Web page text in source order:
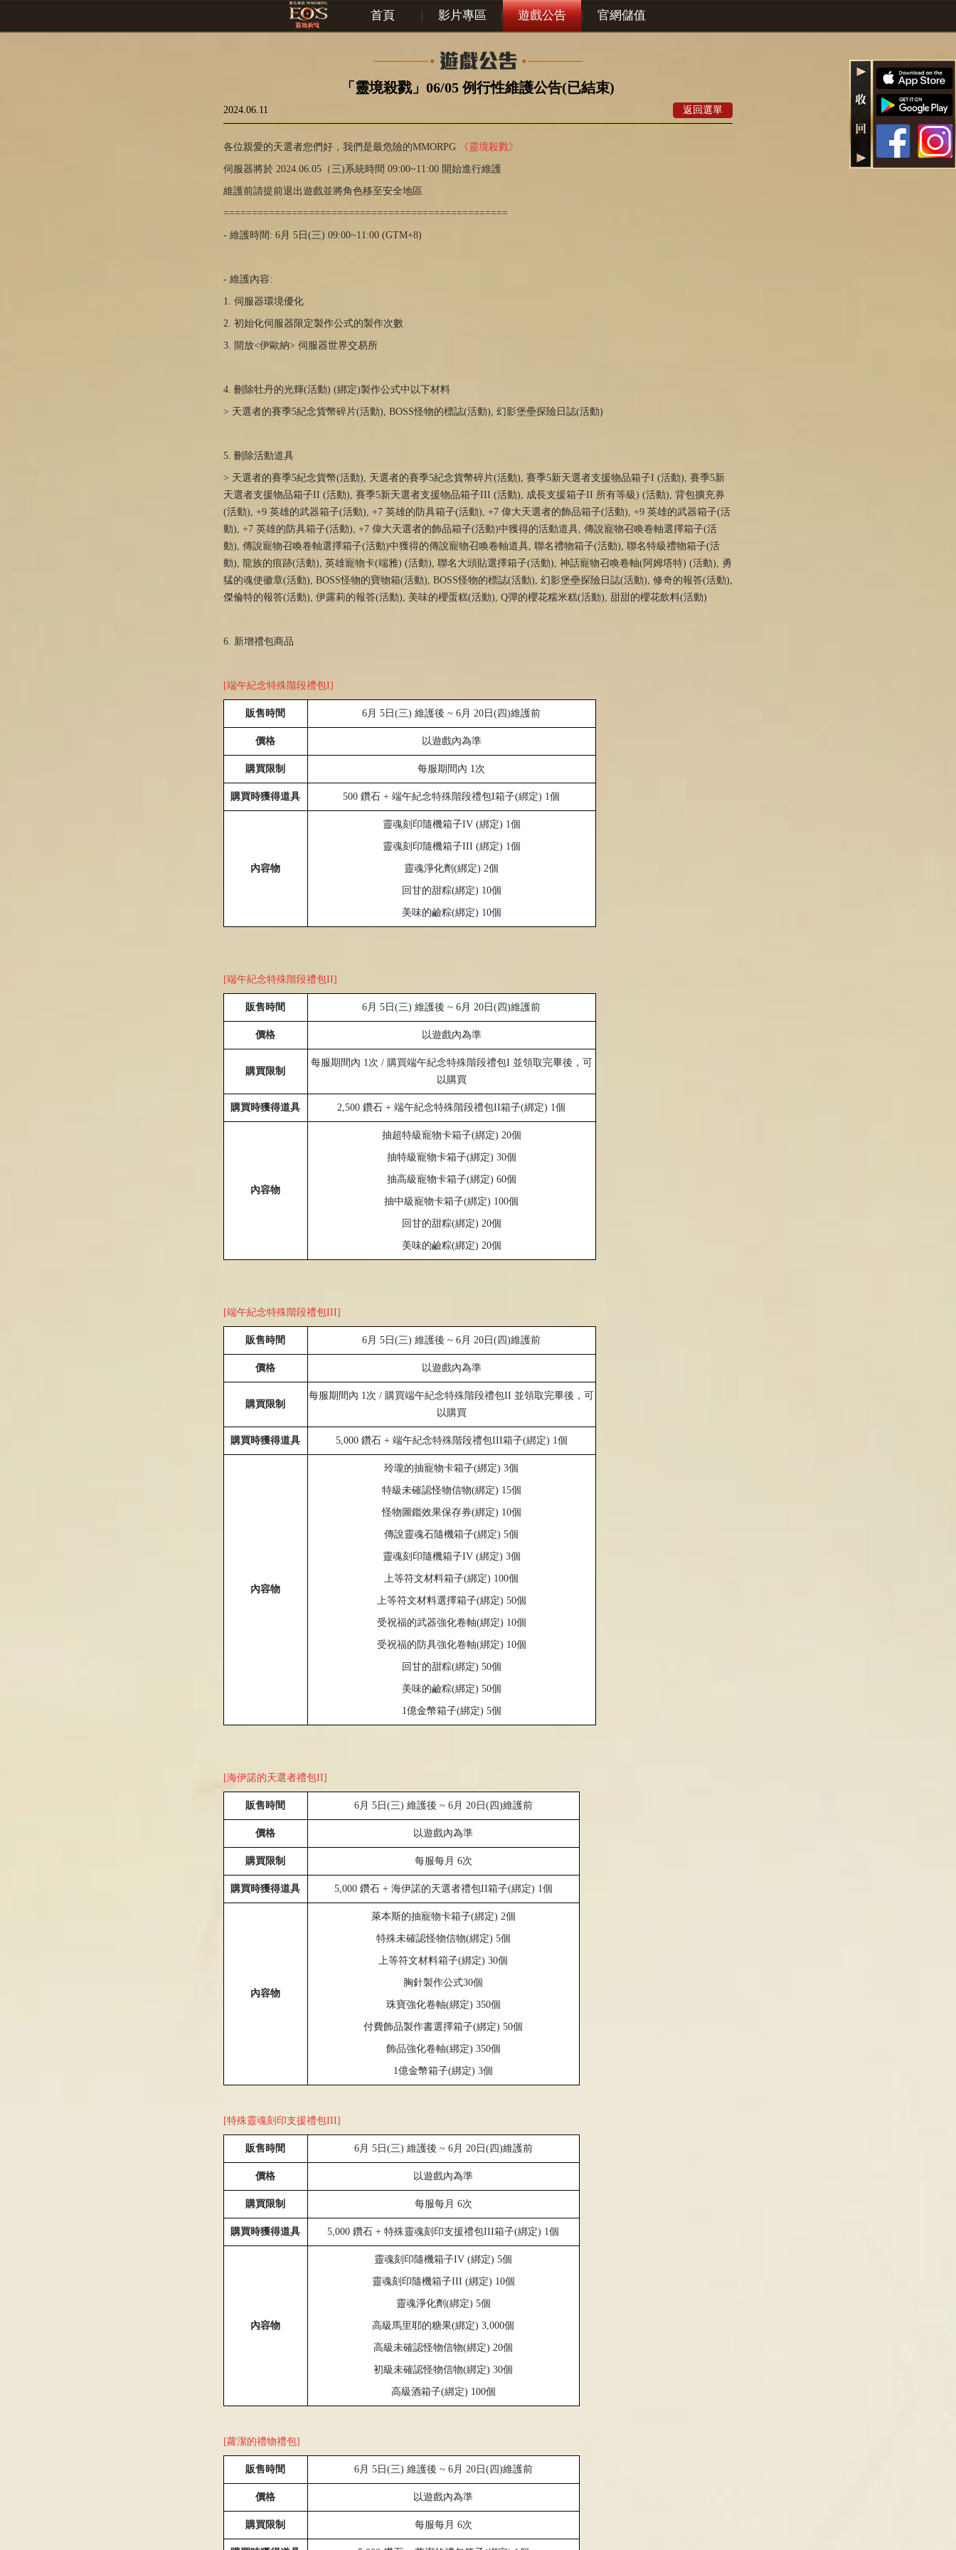
首頁 | 影片專區 | 遊戲公告 | 官網儲值
「靈境殺戮」06/05 例行性維護公告(已結束)
2024.06.11 返回選單
各位親愛的天選者您們好，我們是最危險的MMORPG 《靈境殺戮》
伺服器將於 2024.06.05（三)系統時間 09:00~11:00 開始進行維護
維護前請提前退出遊戲並將角色移至安全地區
==================================================
- 維護時間: 6月 5日(三) 09:00~11:00 (GTM+8)
- 維護內容:
1. 伺服器環境優化
2. 初始化伺服器限定製作公式的製作次數
3. 開放<伊歐納> 伺服器世界交易所
4. 刪除牡丹的光輝(活動) (綁定)製作公式中以下材料
> 天選者的賽季5紀念貨幣碎片(活動), BOSS怪物的標誌(活動), 幻影堡壘探險日誌(活動)
5. 刪除活動道具
> 天選者的賽季5紀念貨幣(活動), 天選者的賽季5紀念貨幣碎片(活動), 賽季5新天選者支援物品箱子I (活動), 賽季5新
天選者支援物品箱子II (活動), 賽季5新天選者支援物品箱子III (活動), 成長支援箱子II 所有等級) (活動), 背包擴充券
(活動), +9 英雄的武器箱子(活動), +7 英雄的防具箱子(活動), +7 偉大天選者的飾品箱子(活動), +9 英雄的武器箱子(活
動), +7 英雄的防具箱子(活動), +7 偉大天選者的飾品箱子(活動)中獲得的活動道具, 傳說寵物召喚卷軸選擇箱子(活
動), 傳說寵物召喚卷軸選擇箱子(活動)中獲得的傳說寵物召喚卷軸道具, 聯名禮物箱子(活動), 聯名特級禮物箱子(活
動), 龍族的痕跡(活動), 英雄寵物卡(端雅) (活動), 聯名大頭貼選擇箱子(活動), 神話寵物召喚卷軸(阿姆塔特) (活動), 勇
猛的魂使徽章(活動), BOSS怪物的寶物箱(活動), BOSS怪物的標誌(活動), 幻影堡壘探險日誌(活動), 修奇的報答(活動),
傑倫特的報答(活動), 伊露莉的報答(活動), 美味的櫻蛋糕(活動), Q彈的櫻花糯米糕(活動), 甜甜的櫻花飲料(活動)
6. 新增禮包商品
[端午紀念特殊階段禮包I]
販售時間 6 月5 日(三)維護後~ 6 月 20 日(四)維護前
價格 以遊戲內為準
購買限制 每服期間內 1 次
購買時獲得道具 500鑽石+端午紀念特殊階段禮包I箱子(綁定) 1個
內容物
靈魂刻印隨機箱子IV (綁定) 1 個
靈魂刻印隨機箱子III (綁定) 1 個
靈魂淨化劑(綁定) 2個
回甘的甜粽(綁定) 10個
美味的鹼粽(綁定) 10個
[端午紀念特殊階段禮包II]
販售時間 6 月5 日(三)維護後~ 6 月 20 日(四)維護前
價格 以遊戲內為準
購買限制
每服期間內 1 次 / 購買端午紀念特殊階段禮包I 並領取完畢後，可
以購買
購買時獲得道具 2,500鑽石+端午紀念特殊階段禮包II箱子(綁定) 1個
內容物
抽超特級寵物卡箱子(綁定) 20個
抽特級寵物卡箱子(綁定) 30個
抽高級寵物卡箱子(綁定) 60個
抽中級寵物卡箱子(綁定) 100個
回甘的甜粽(綁定) 20個
美味的鹼粽(綁定) 20個
[端午紀念特殊階段禮包III]
販售時間 6 月5 日(三)維護後~ 6 月 20 日(四)維護前
價格 以遊戲內為準
購買限制
每服期間內 1 次 / 購買端午紀念特殊階段禮包II 並領取完畢後，可
以購買
購買時獲得道具 5,000 鑽石 + 端午紀念特殊階段禮包III箱子(綁定) 1 個
內容物
玲瓏的抽寵物卡箱子(綁定) 3個
特級未確認怪物信物(綁定) 15個
怪物圖鑑效果保存券(綁定) 10個
傳說靈魂石隨機箱子(綁定) 5個
靈魂刻印隨機箱子IV (綁定) 3個
上等符文材料箱子(綁定) 100個
上等符文材料選擇箱子(綁定) 50個
受祝福的武器強化卷軸(綁定) 10個
受祝福的防具強化卷軸(綁定) 10個
回甘的甜粽(綁定) 50個
美味的鹼粽(綁定) 50個
1 億金幣箱子(綁定) 5個
[海伊諾的天選者禮包II]
販售時間 6月 5日 (三) 維護後 ~ 6月 20日 (四)維護前
價格 以遊戲內為準
購買限制 每服每月 6次
購買時獲得道具 5,000 鑽石 + 海伊諾的天選者禮包II箱子(綁定) 1個
內容物
萊本斯的抽寵物卡箱子(綁定) 2個
特殊未確認怪物信物(綁定) 5個
上等符文材料箱子(綁定) 30個
胸針製作公式30個
珠寶強化卷軸(綁定) 350個
付費飾品製作書選擇箱子(綁定) 50個
飾品強化卷軸(綁定) 350個
1億金幣箱子(綁定) 3個
[特殊靈魂刻印支援禮包III]
販售時間 6月 5日 (三) 維護後 ~ 6月 20日 (四)維護前
價格 以遊戲內為準
購買限制 每服每月 6次
購買時獲得道具 5,000鑽石+特殊靈魂刻印支援禮包III箱子(綁定) 1個
內容物
靈魂刻印隨機箱子IV (綁定) 5個
靈魂刻印隨機箱子III (綁定) 10個
靈魂淨化劑 (綁定) 5個
高級馬里耶的糖果(綁定) 3 ,000個
高級未確認怪物信物(綁定) 20個
初級未確認怪物信物(綁定) 30個
高級酒箱子(綁定) 100個
[蘿潔的禮物禮包]
販售時間 6月 5日 (三) 維護後 ~ 6月 20日 (四)維護前
價格 以遊戲內為準
購買限制 每服每月 6次